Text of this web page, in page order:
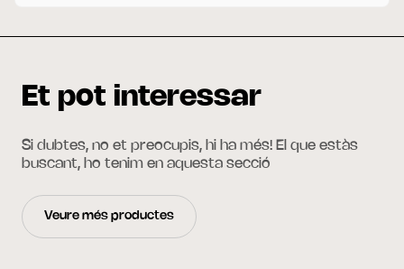
Et pot interessar
Si dubtes, no et preocupis, hi ha més! El que estàs
buscant, ho tenim en aquesta secció
Veure més productes